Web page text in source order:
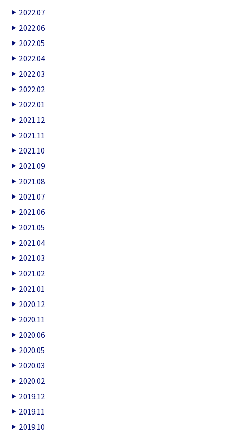
2022.07
2022.06
2022.05
2022.04
2022.03
2022.02
2022.01
2021.12
2021.11
2021.10
2021.09
2021.08
2021.07
2021.06
2021.05
2021.04
2021.03
2021.02
2021.01
2020.12
2020.11
2020.06
2020.05
2020.03
2020.02
2019.12
2019.11
2019.10